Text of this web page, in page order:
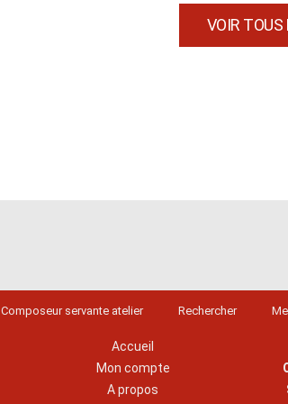
VOIR TOUS
Composeur servante atelier Rechercher
Accueil
Mon compte
A propos